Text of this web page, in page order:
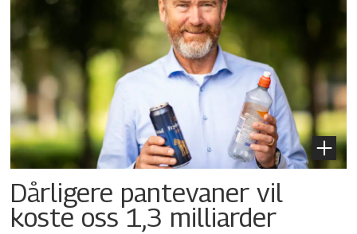
Dårligere pantevaner vil
koste oss 1,3 milliarder